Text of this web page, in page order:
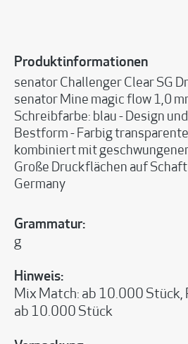
Produktinformationen
senator Challenger Clear SG
senator Mine magic flow 1,0
Schreibfarbe: blau - Design
Bestform - Farbig
kombiniert mit
Große Druckflächen auf
Germany
Grammatur:
g
Hinweis:
Mix Match: ab 10.000 Stück,
ab 10.000 Stück